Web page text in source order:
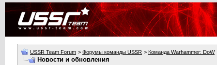
USSR Team Forum > Форумы команды USSR > Команда Warhammer: DoW
Новости и обновления